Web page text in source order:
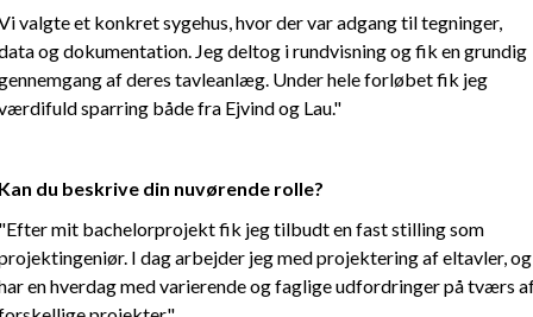
valgte et konkret sygehus, hvor der var adgang til tegninger,
og dokumentation. Jeg deltog i rundvisning og fik en grundig
af deres tavleanlæg. Under hele forløbet fik jeg
sparring både fra Ejvind og Lau."
du beskrive din nuvørende rolle?
mit bachelorprojekt fik jeg tilbudt en fast stilling som
I dag arbejder jeg med projektering af eltavler, og
en hverdag med varierende og faglige udfordringer på tværs